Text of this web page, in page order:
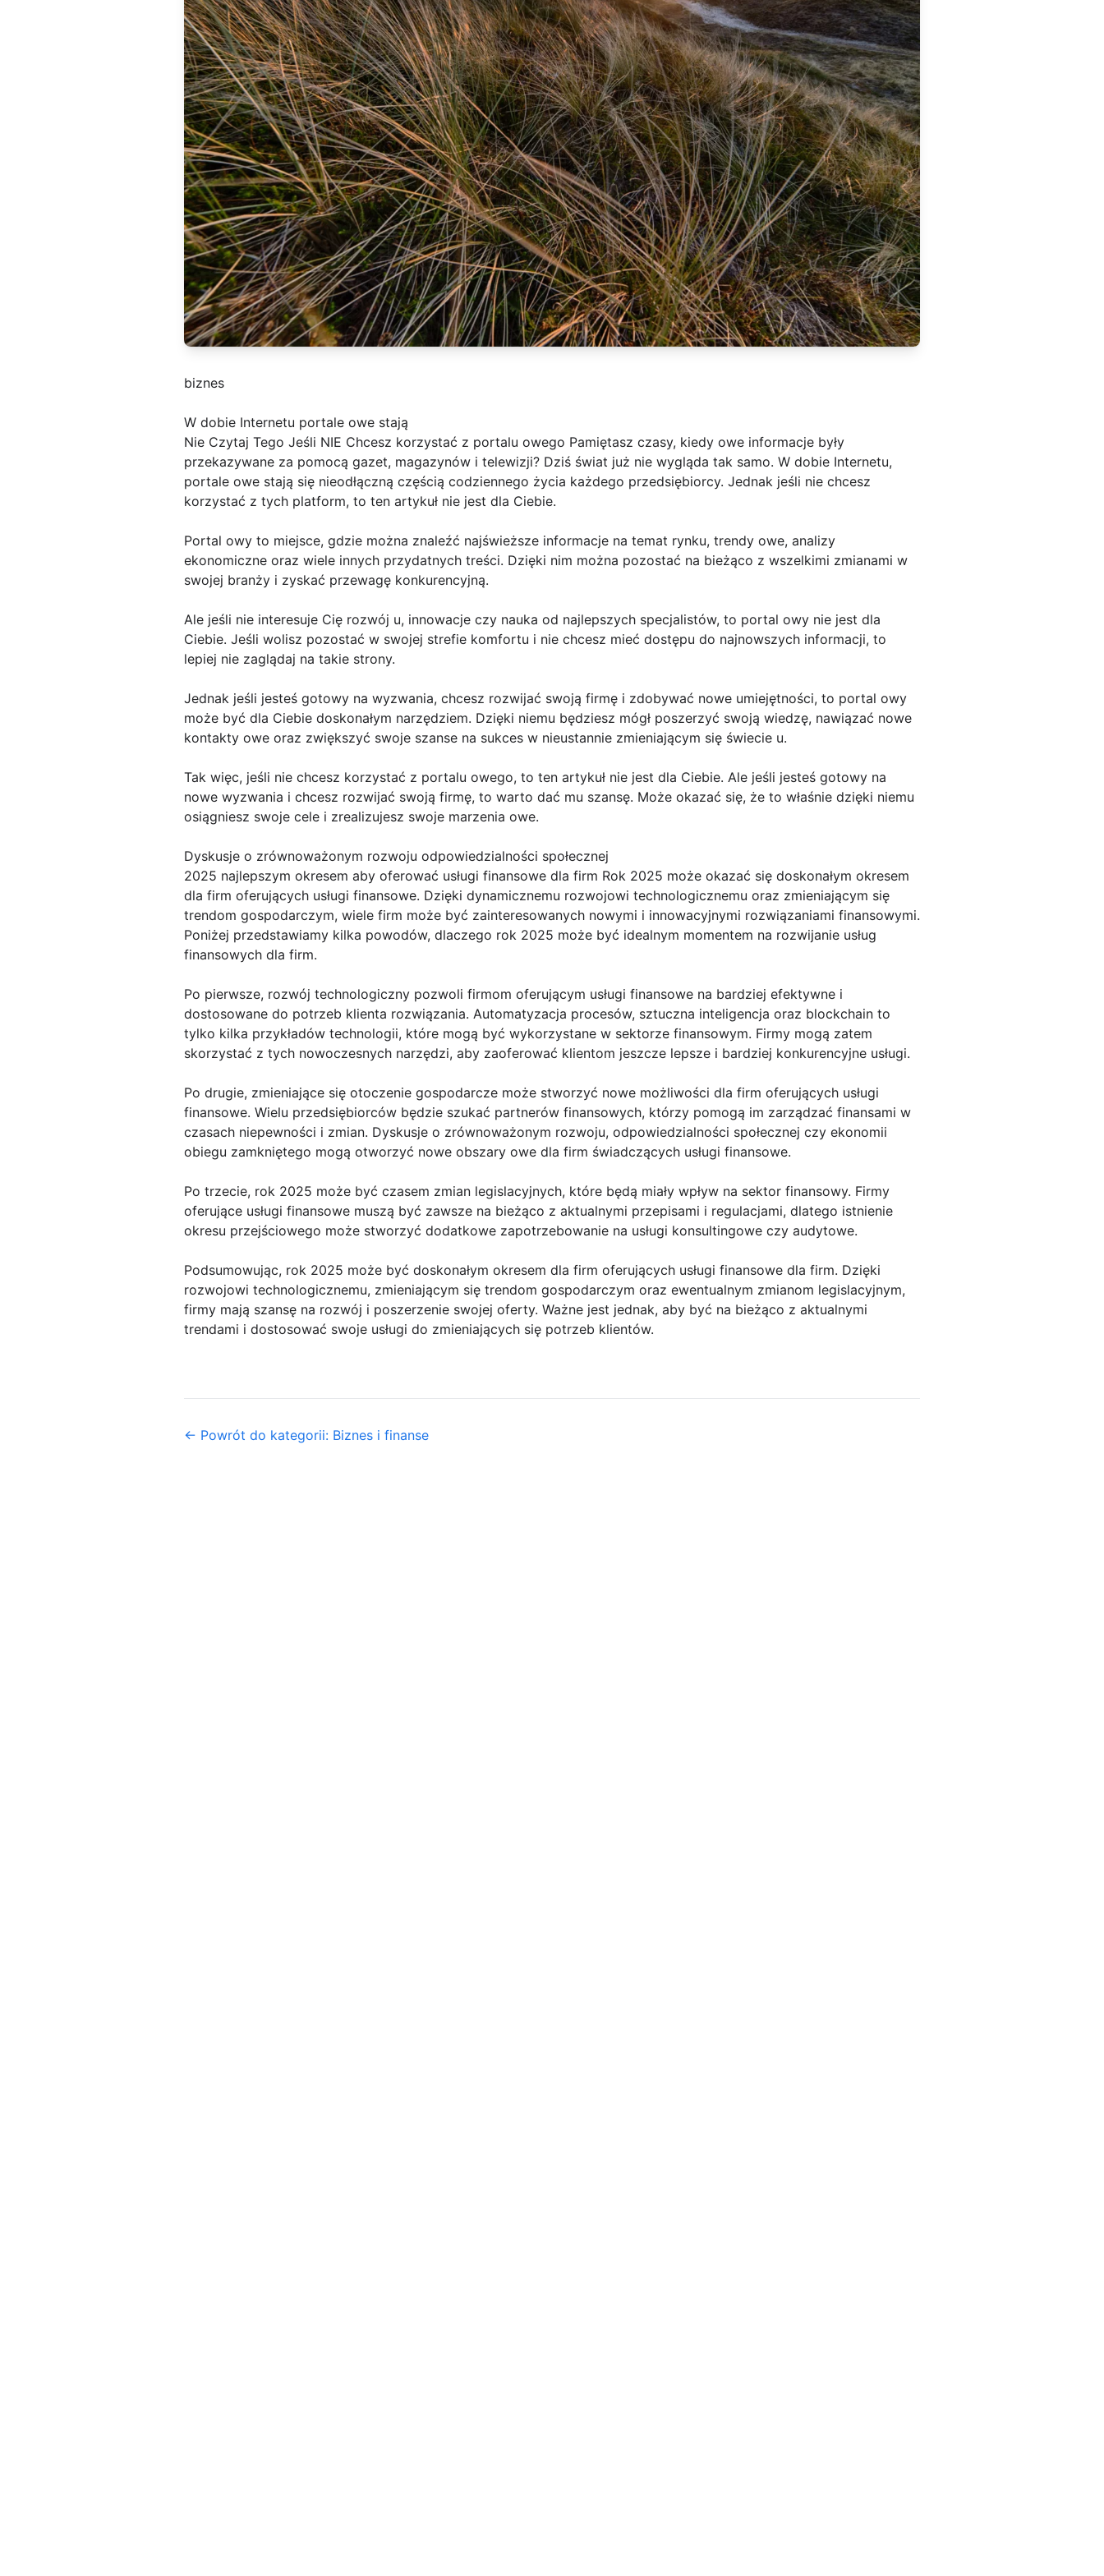
biznes
W dobie Internetu portale owe stają
Nie Czytaj Tego Jeśli NIE Chcesz korzystać z portalu owego Pamiętasz czasy, kiedy owe informacje były
przekazywane za pomocą gazet, magazynów i telewizji? Dziś świat już nie wygląda tak samo. W dobie Internetu,
portale owe stają się nieodłączną częścią codziennego życia każdego przedsiębiorcy. Jednak jeśli nie chcesz
korzystać z tych platform, to ten artykuł nie jest dla Ciebie.
Portal owy to miejsce, gdzie można znaleźć najświeższe informacje na temat rynku, trendy owe, analizy
ekonomiczne oraz wiele innych przydatnych treści. Dzięki nim można pozostać na bieżąco z wszelkimi zmianami w
swojej branży i zyskać przewagę konkurencyjną.
Ale jeśli nie interesuje Cię rozwój u, innowacje czy nauka od najlepszych specjalistów, to portal owy nie jest dla
Ciebie. Jeśli wolisz pozostać w swojej strefie komfortu i nie chcesz mieć dostępu do najnowszych informacji, to
lepiej nie zaglądaj na takie strony.
Jednak jeśli jesteś gotowy na wyzwania, chcesz rozwijać swoją firmę i zdobywać nowe umiejętności, to portal owy
może być dla Ciebie doskonałym narzędziem. Dzięki niemu będziesz mógł poszerzyć swoją wiedzę, nawiązać nowe
kontakty owe oraz zwiększyć swoje szanse na sukces w nieustannie zmieniającym się świecie u.
Tak więc, jeśli nie chcesz korzystać z portalu owego, to ten artykuł nie jest dla Ciebie. Ale jeśli jesteś gotowy na
nowe wyzwania i chcesz rozwijać swoją firmę, to warto dać mu szansę. Może okazać się, że to właśnie dzięki niemu
osiągniesz swoje cele i zrealizujesz swoje marzenia owe.
Dyskusje o zrównoważonym rozwoju odpowiedzialności społecznej
2025 najlepszym okresem aby oferować usługi finansowe dla firm Rok 2025 może okazać się doskonałym okresem
dla firm oferujących usługi finansowe. Dzięki dynamicznemu rozwojowi technologicznemu oraz zmieniającym się
trendom gospodarczym, wiele firm może być zainteresowanych nowymi i innowacyjnymi rozwiązaniami finansowymi.
Poniżej przedstawiamy kilka powodów, dlaczego rok 2025 może być idealnym momentem na rozwijanie usług
finansowych dla firm.
Po pierwsze, rozwój technologiczny pozwoli firmom oferującym usługi finansowe na bardziej efektywne i
dostosowane do potrzeb klienta rozwiązania. Automatyzacja procesów, sztuczna inteligencja oraz blockchain to
tylko kilka przykładów technologii, które mogą być wykorzystane w sektorze finansowym. Firmy mogą zatem
skorzystać z tych nowoczesnych narzędzi, aby zaoferować klientom jeszcze lepsze i bardziej konkurencyjne usługi.
Po drugie, zmieniające się otoczenie gospodarcze może stworzyć nowe możliwości dla firm oferujących usługi
finansowe. Wielu przedsiębiorców będzie szukać partnerów finansowych, którzy pomogą im zarządzać finansami w
czasach niepewności i zmian. Dyskusje o zrównoważonym rozwoju, odpowiedzialności społecznej czy ekonomii
obiegu zamkniętego mogą otworzyć nowe obszary owe dla firm świadczących usługi finansowe.
Po trzecie, rok 2025 może być czasem zmian legislacyjnych, które będą miały wpływ na sektor finansowy. Firmy
oferujące usługi finansowe muszą być zawsze na bieżąco z aktualnymi przepisami i regulacjami, dlatego istnienie
okresu przejściowego może stworzyć dodatkowe zapotrzebowanie na usługi konsultingowe czy audytowe.
Podsumowując, rok 2025 może być doskonałym okresem dla firm oferujących usługi finansowe dla firm. Dzięki
rozwojowi technologicznemu, zmieniającym się trendom gospodarczym oraz ewentualnym zmianom legislacyjnym,
firmy mają szansę na rozwój i poszerzenie swojej oferty. Ważne jest jednak, aby być na bieżąco z aktualnymi
trendami i dostosować swoje usługi do zmieniających się potrzeb klientów.
← Powrót do kategorii: Biznes i finanse